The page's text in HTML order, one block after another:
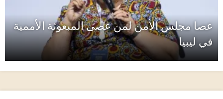
عصا مجلس الأمن لمن عصى المبعوثة الأممية
في ليبيا